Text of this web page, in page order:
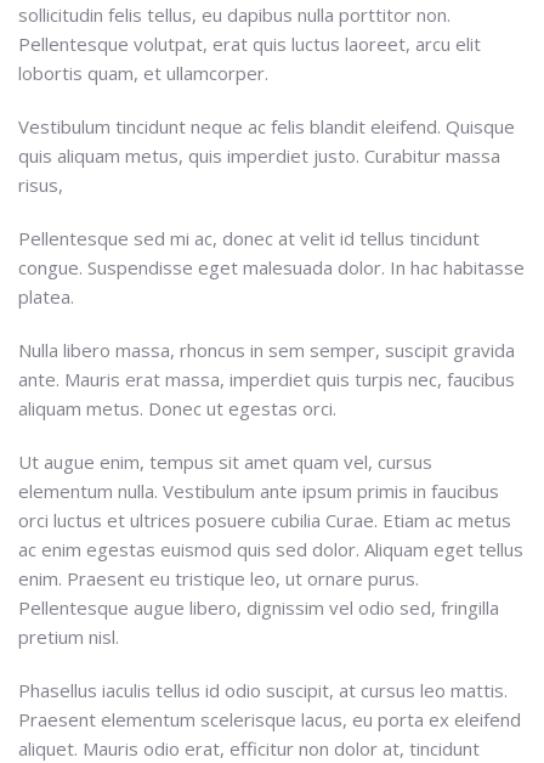
sollicitudin felis tellus, eu dapibus nulla porttitor non.
Pellentesque volutpat, erat quis luctus laoreet, arcu elit
lobortis quam, et ullamcorper.
Vestibulum tincidunt neque ac felis blandit eleifend. Quisque
quis aliquam metus, quis imperdiet justo. Curabitur massa
risus,
Pellentesque sed mi ac, donec at velit id tellus tincidunt
congue. Suspendisse eget malesuada dolor. In hac habitasse
platea.
Nulla libero massa, rhoncus in sem semper, suscipit gravida
ante. Mauris erat massa, imperdiet quis turpis nec, faucibus
aliquam metus. Donec ut egestas orci.
Ut augue enim, tempus sit amet quam vel, cursus
elementum nulla. Vestibulum ante ipsum primis in faucibus
orci luctus et ultrices posuere cubilia Curae. Etiam ac metus
ac enim egestas euismod quis sed dolor. Aliquam eget tellus
enim. Praesent eu tristique leo, ut ornare purus.
Pellentesque augue libero, dignissim vel odio sed, fringilla
pretium nisl.
Phasellus iaculis tellus id odio suscipit, at cursus leo mattis.
Praesent elementum scelerisque lacus, eu porta ex eleifend
aliquet. Mauris odio erat, efficitur non dolor at, tincidunt